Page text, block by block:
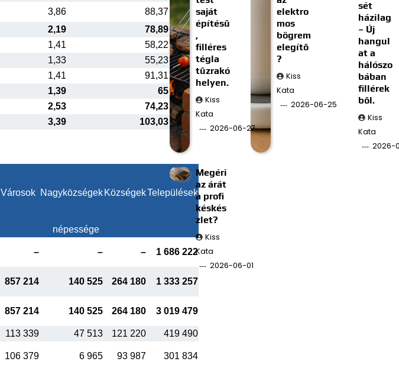
3,86
88,37
2,19
78,89
1,41
58,22
1,33
55,23
1,41
91,31
1,39
65
2,53
74,23
3,39 103,03
Városok Nagyközségek KözségekTelepülések
népessége
– – – 1 686 222
857 214 140 525 264 180 1 333 257
857 214 140 525 264 180 3 019 479
113 339 47 513 121 220
419 490
106 379 6 965 93 987 301 834
saját
építésű
,
filléres
tégla
tűzrakó
helyen.
Kiss
Kata
2026-06-27
elektro
mos
bögrem
elegítő
?
Kiss
Kata
2026-06-25
sét
házilag
– Új
hangul
at a
hálószo
bában
fillérek
ből.
Kiss
Kata
2026-
Megéri
az árát
a profi
késkés
zlet?
Kiss
Kata
2026-06-01